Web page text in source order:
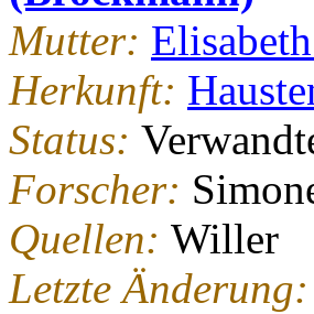
Mutter: Elisabeth
Herkunft:
Status:
Forscher:
Quellen: Willer
Letzte Änderung: